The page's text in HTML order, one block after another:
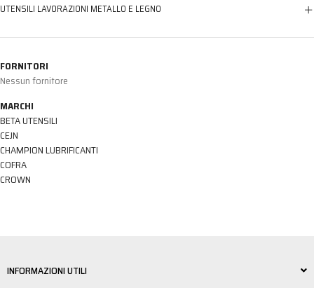
UTENSILI LAVORAZIONI METALLO E LEGNO
FORNITORI
Nessun fornitore
MARCHI
BETA UTENSILI
CEJN
CHAMPION LUBRIFICANTI
COFRA
CROWN
INFORMAZIONI UTILI